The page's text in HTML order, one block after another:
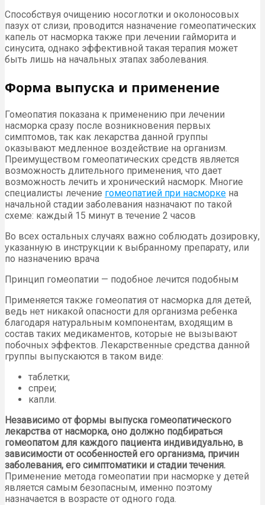
Способствуя очищению носоглотки и околоносовых
пазух от слизи, проводится назначение гомеопатических
капель от насморка также при лечении гайморита и
синусита, однако эффективной такая терапия может
быть лишь на начальных этапах заболевания.
Форма выпуска и применение
Гомеопатия показана к применению при лечении
насморка сразу после возникновения первых
симптомов, так как лекарства данной группы
оказывают медленное воздействие на организм.
Преимуществом гомеопатических средств является
возможность длительного применения, что дает
возможность лечить и хронический насморк. Многие
специалисты лечение гомеопатией при насморке на
начальной стадии заболевания назначают по такой
схеме: каждый 15 минут в течение 2 часов
Во всех остальных случаях важно соблюдать дозировку,
указанную в инструкции к выбранному препарату, или
по назначению врача
Принцип гомеопатии — подобное лечится подобным
Применяется также гомеопатия от насморка для детей,
ведь нет никакой опасности для организма ребенка
благодаря натуральным компонентам, входящим в
состав таких медикаментов, которые не вызывают
побочных эффектов. Лекарственные средства данной
группы выпускаются в таком виде:
таблетки;
спреи;
капли.
Независимо от формы выпуска гомеопатического
лекарства от насморка, оно должно подбираться
гомеопатом для каждого пациента индивидуально, в
зависимости от особенностей его организма, причин
заболевания, его симптоматики и стадии течения.
Применение метода гомеопатии при насморке у детей
является самым безопасным, именно поэтому
назначается в возрасте от одного года.